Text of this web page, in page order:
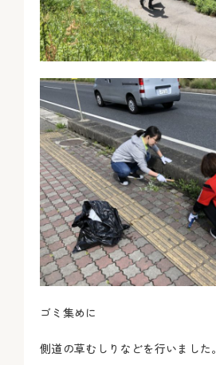
ゴミ集めに
側道の草むしりなどを行いました。